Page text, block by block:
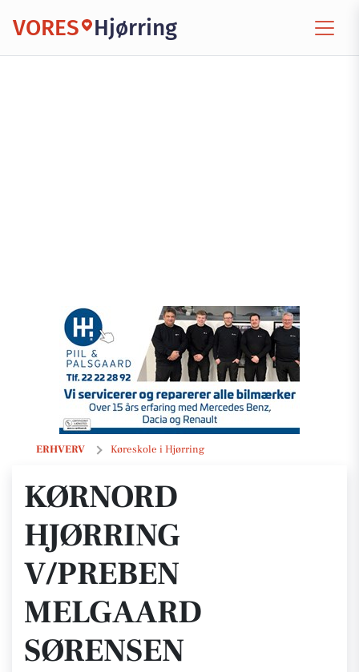
VORES Hjørring
ERHVERV Køreskole i Hjørring
KØRNORD HJØRRING v/Preben Melgaard Sørensen
KØRNORD
HJØRRING
V/PREBEN
MELGAARD
SØRENSEN